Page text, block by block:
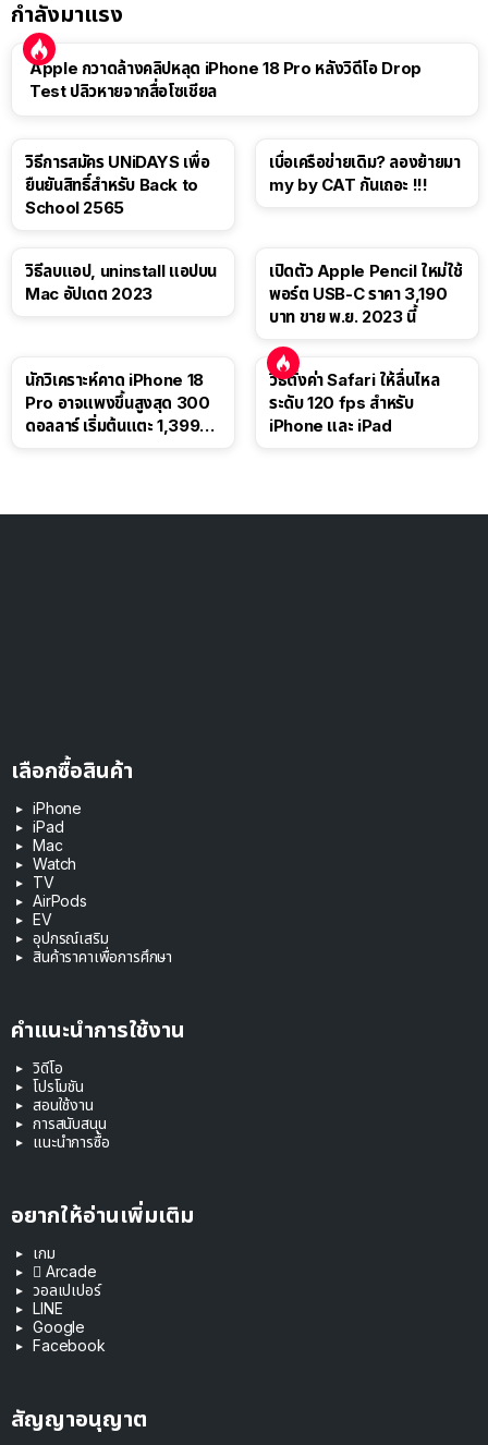
กำลังมาแรง
Apple กวาดล้างคลิปหลุด iPhone 18 Pro หลังวิดีโอ Drop
Test ปลิวหายจากสื่อโซเชียล
วิธีการสมัคร UNiDAYS เพื่อ
ยืนยันสิทธิ์สำหรับ Back to
School 2565
เบื่อเครือข่ายเดิม? ลองย้ายมา
my by CAT กันเถอะ !!!
วิธีลบแอป, uninstall แอปบน
Mac อัปเดต 2023
เปิดตัว Apple Pencil ใหม่ใช้
พอร์ต USB-C ราคา 3,190
บาท ขาย พ.ย. 2023 นี้
นักวิเคราะห์คาด iPhone 18
Pro อาจแพงขึ้นสูงสุด 300
ดอลลาร์ เริ่มต้นแตะ 1,399
วิธีตั้งค่า Safari ให้ลื่นไหล
ระดับ 120 fps สำหรับ
iPhone และ iPad
เลือกซื้อสินค้า
iPhone
iPad
Mac
Watch
TV
AirPods
EV
อุปกรณ์เสริม
สินค้าราคาเพื่อการศึกษา
คำแนะนำการใช้งาน
วิดีโอ
โปรโมชัน
สอนใช้งาน
การสนับสนุน
แนะนำการซื้อ
อยากให้อ่านเพิ่มเติม
เกม
 Arcade
วอลเปเปอร์
LINE
Google
Facebook
สัญญาอนุญาต